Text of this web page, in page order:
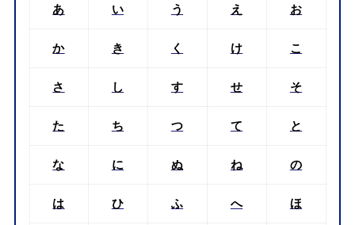
あ い う え お
か き く け こ
さ し す せ そ
た ち つ て と
な に ぬ ね の
は ひ ふ へ ほ